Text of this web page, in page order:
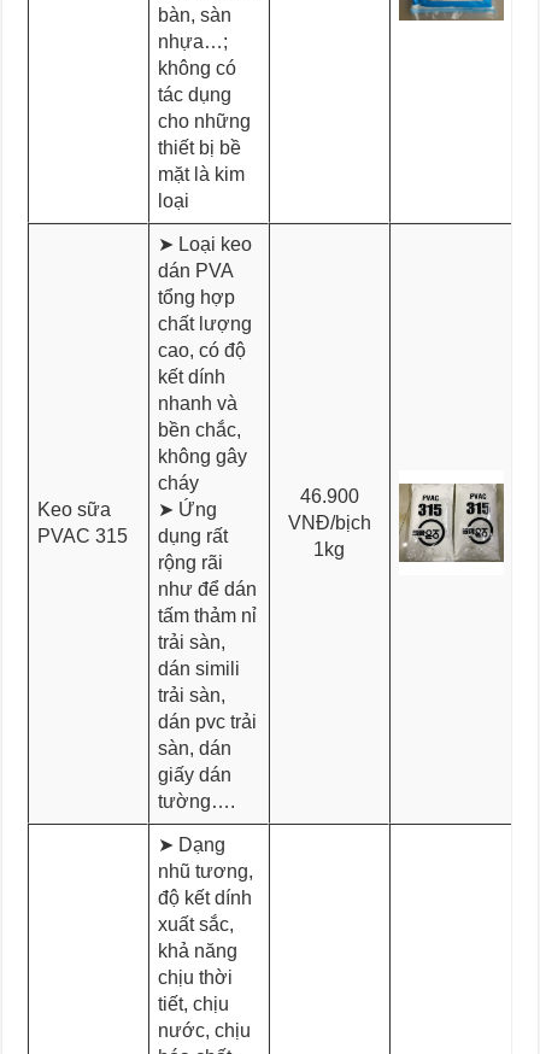
bàn, sàn
nhựa…;
không có
tác dụng
cho những
thiết bị bề
mặt là kim
loại
Keo sữa
PVAC 315
➤ Loại keo
dán PVA
tổng hợp
chất lượng
cao, có độ
kết dính
nhanh và
bền chắc,
không gây
cháy
➤ Ứng
dụng rất
rộng rãi
như để dán
tấm thảm nỉ
trải sàn,
dán simili
trải sàn,
dán pvc trải
sàn, dán
giấy dán
tường….
46.900
VNĐ/bịch
1kg
➤ Dạng
nhũ tương,
độ kết dính
xuất sắc,
khả năng
chịu thời
tiết, chịu
nước, chịu